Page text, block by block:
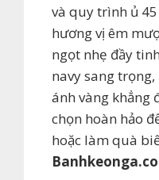
và quy trình ủ
hương vị êm
ngọt nhẹ đầy
navy sang
ánh vàng khẳng
chọn hoàn hảo
hoặc làm quà